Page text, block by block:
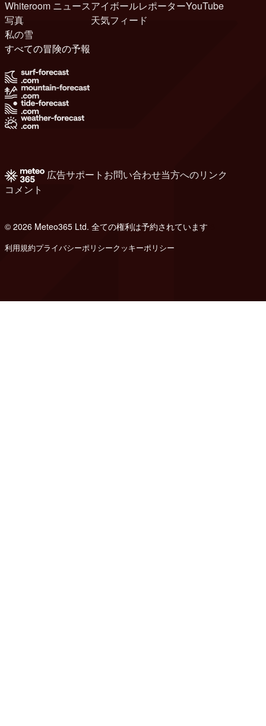
Whiteroom ニュース
写真
私の雪
アイボールレポーター
天気フィード
YouTube
すべての冒険の予報
広告サポート お問い合わせ当方へのリンク
コメント
© 2026 Meteo365 Ltd. 全ての権利は予約されています
利用規約プライバシーポリシークッキーポリシー